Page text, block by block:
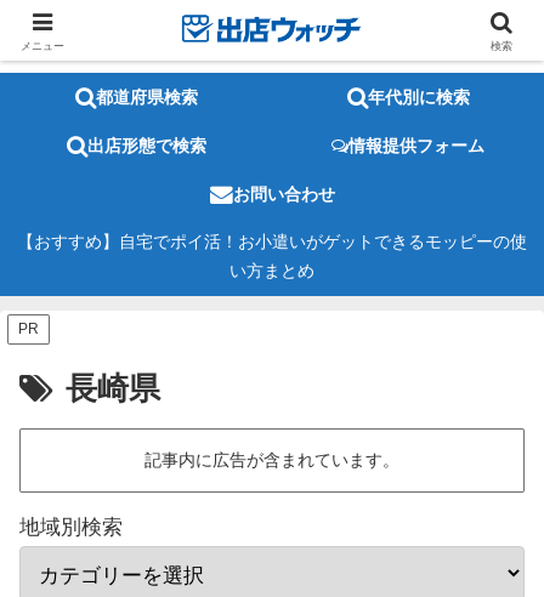
都道府県検索 年代別に検索
出店形態で検索 情報提供フォーム
お問い合わせ
【おすすめ】自宅でポイ活！お小遣いがゲットできるモッピーの使
い方まとめ
PR
長崎県
記事内に広告が含まれています。
地域別検索
メニュー 検索